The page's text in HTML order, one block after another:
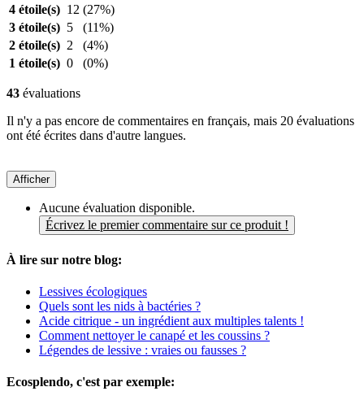
4 étoile(s) 12 (27%)
3 étoile(s) 5
(11%)
2 étoile(s) 2
(4%)
1 étoile(s) 0 (0%)
43 évaluations
Il n'y a pas encore de commentaires en français, mais 20 évaluations
ont été écrites dans d'autre langues.
Afficher
Aucune évaluation disponible.
Écrivez le premier commentaire sur ce produit !
À lire sur notre blog:
Lessives écologiques
Quels sont les nids à bactéries ?
Acide citrique - un ingrédient aux multiples talents !
Comment nettoyer le canapé et les coussins ?
Légendes de lessive : vraies ou fausses ?
Ecosplendo, c'est par exemple: